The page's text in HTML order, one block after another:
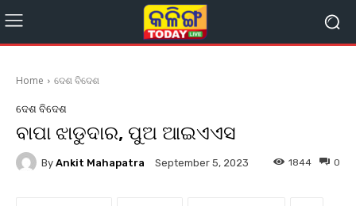
Home ଦେଶ ବିଦେଶ
ଦେଶ ବିଦେଶ
ବାପା ଝାଡୁଦାର, ପୁଅ ଆଇଏଏସ
By Ankit Mahapatra September 5, 2023 0
1844